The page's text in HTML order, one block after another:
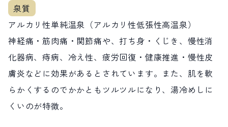
アルカリ性単純温泉（アルカリ性低張性高温泉）
神経痛・筋肉痛・関節痛や、打ち身・くじき、慢性消
化器病、痔病、冷え性、疲労回復・健康推進・慢性皮
膚炎などに効果があるとされています。また、肌を軟
らかくするのでかかともツルツルになり、湯冷めしに
くいのが特徴。